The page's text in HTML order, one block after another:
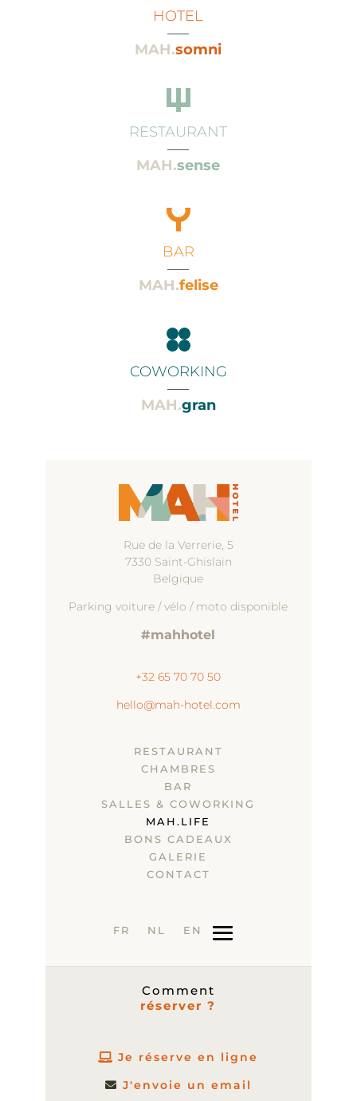
HOTEL
MAH.somni
RESTAURANT
MAH.sense
BAR
MAH.felise
COWORKING
MAH.gran
Rue de la Verrerie, 5
7330 Saint-Ghislain
Belgique
Parking voiture / vélo / moto disponible
#mahhotel
+32 65 70 70 50
hello@mah-hotel.com
RESTAURANT
CHAMBRES
BAR
SALLES & COWORKING
MAH.LIFE
BONS CADEAUX
GALERIE
CONTACT
FR NL EN
Comment
réserver ?
Je réserve en ligne
J'envoie un email